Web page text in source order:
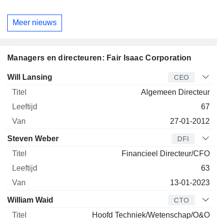
Meer nieuws
Managers en directeuren: Fair Isaac Corporation
Bedrijfsleider
Will Lansing CEO
Algemeen Directeur
67
27-01-2012
Steven Weber DFI
Financieel Directeur/CFO
63
13-01-2023
William Waid CTO
Hoofd Techniek/Wetenschap/O&O